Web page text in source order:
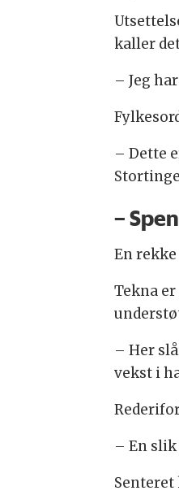
kaller
– Jeg
– Dette
–
En
Tekna
– Her
vekst i
– En